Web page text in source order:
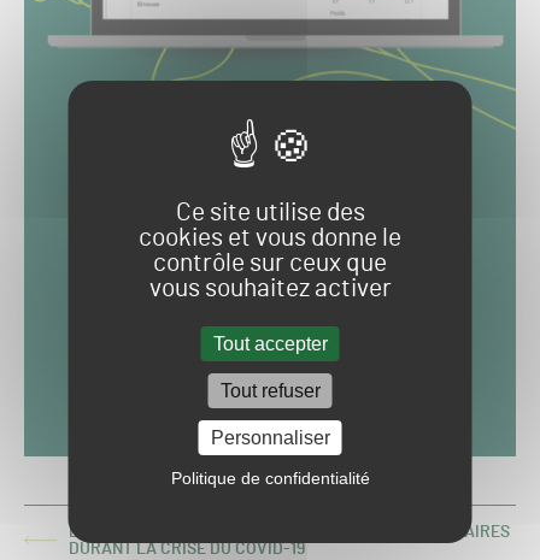
Ce site utilise des
cookies et vous donne le
contrôle sur ceux que
vous souhaitez activer
Tout accepter
Tout refuser
Personnaliser
Politique de confidentialité
ARTICLE
LES TERRAINS DE SPORT COMMUNAUX NON-PRIORITAIRES
DURANT LA CRISE DU COVID-19